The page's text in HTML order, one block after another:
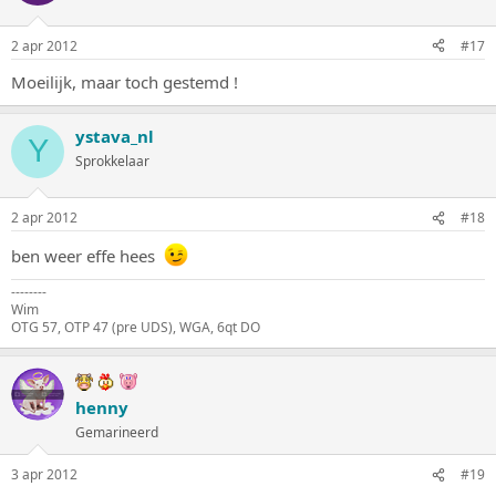
2 apr 2012 #17
Moeilijk, maar toch gestemd !
Y ystava_nl
Sprokkelaar
2 apr 2012 #18
ben weer effe hees
--------
Wim
OTG 57, OTP 47 (pre UDS), WGA, 6qt DO
henny
Gemarineerd
3 apr 2012 #19